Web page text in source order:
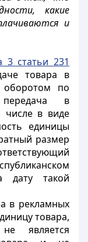
какие
и
3 статьи 231
товара в
оборотом по
передача в
числе в виде
единицы
размер
дату такой
в рекламных
товара,
является